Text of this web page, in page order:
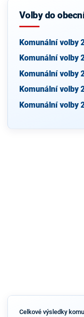
Volby do
Komunální volby
Komunální volby
Komunální volby
Komunální volby
Komunální volby
Celkové výsledky